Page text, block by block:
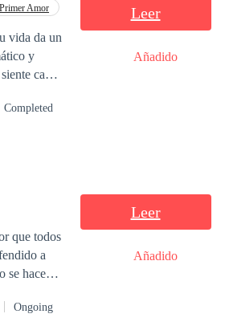
Primer Amor
vida da un
y
cada
Completed
Leer
Añadido
que todos
a
Ongoing
Leer
Añadido